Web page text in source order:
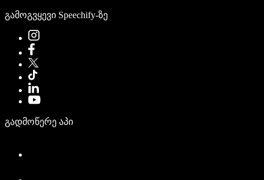
გამოგვყევი Speechify-ზე
გადმოწერე აპი